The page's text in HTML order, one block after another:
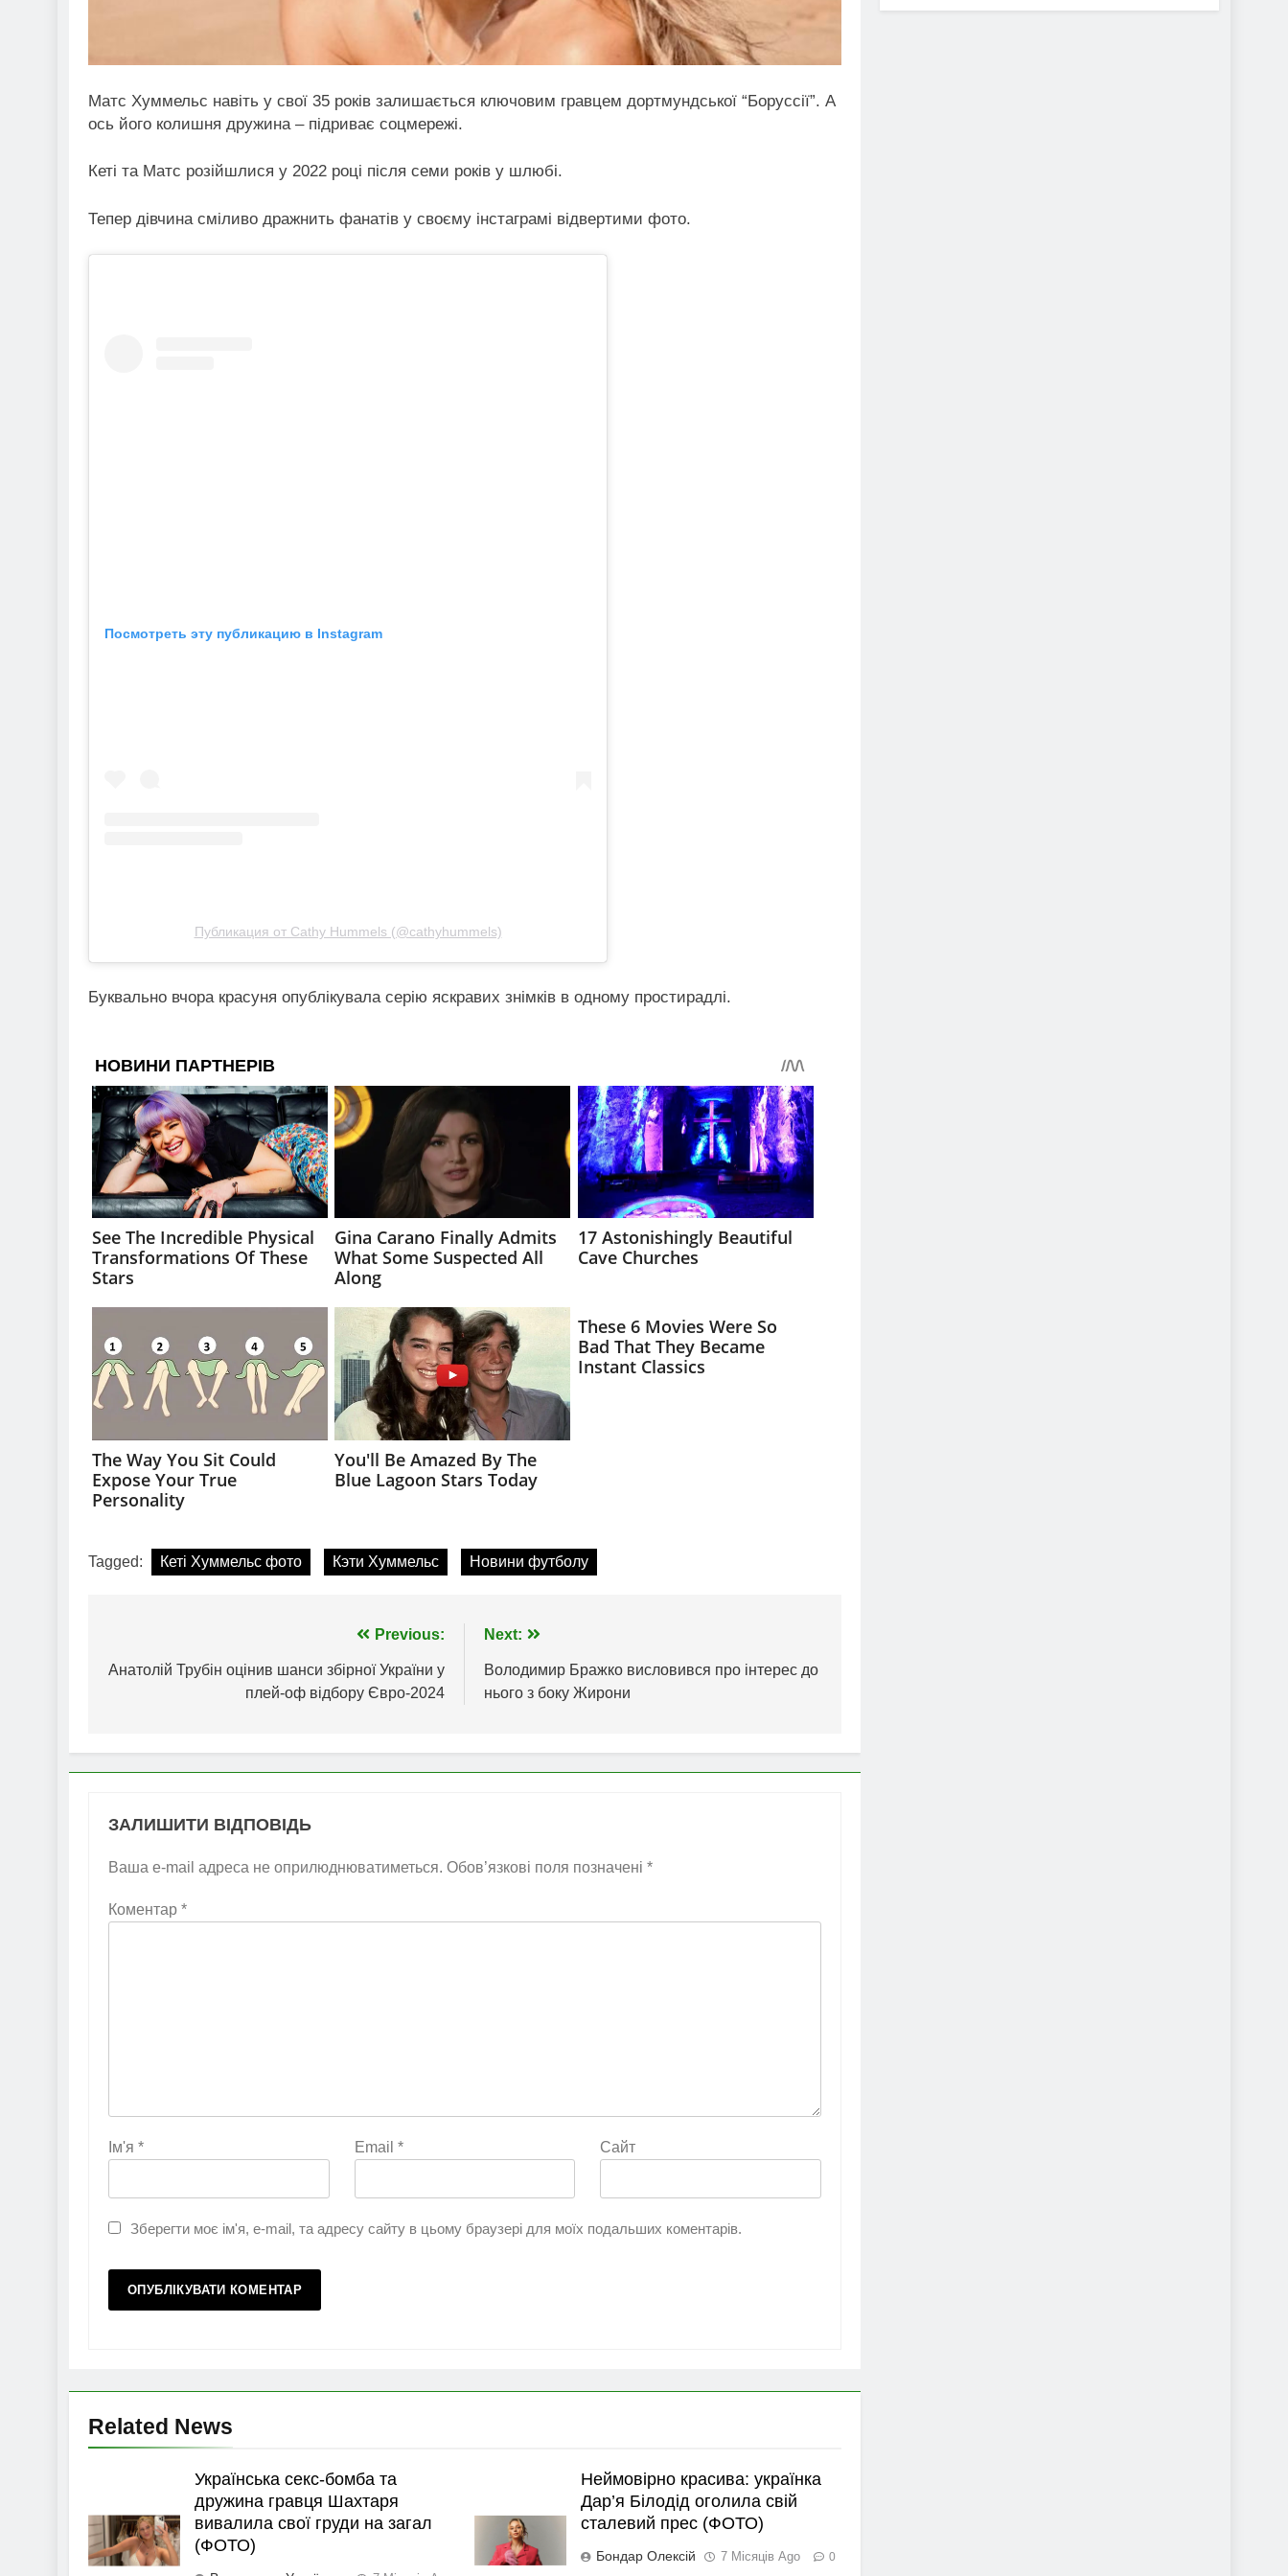
Матс Хуммельс навіть у свої 35 років залишається ключовим гравцем дортмундської “Боруссії”. А
ось його колишня дружина – підриває соцмережі.
Кеті та Матс розійшлися у 2022 році після семи років у шлюбі.
Тепер дівчина сміливо дражнить фанатів у своєму інстаграмі відвертими фото.
Посмотреть эту публикацию в Instagram
Публикация от Cathy Hummels (@cathyhummels)
Буквально вчора красуня опублікувала серію яскравих знімків в одному простирадлі.
Tagged: Кеті Хуммельс фото Кэти Хуммельс Новини футболу
записів
Previous:
Анатолій Трубін оцінив шанси збірної України у
плей-оф відбору Євро-2024
Next:
Володимир Бражко висловився про інтерес до
нього з боку Жирони
ЗАЛИШИТИ ВІДПОВІДЬ
Ваша e-mail адреса не оприлюднюватиметься. Обов’язкові поля позначені *
Коментар *
Ім'я * Email * Сайт
Зберегти моє ім'я, e-mail, та адресу сайту в цьому браузері для моїх подальших коментарів.
Related News
Українська секс-бомба та
дружина гравця Шахтаря
вивалила свої груди на загал
(ФОТО)
Неймовірно красива: українка
Дар’я Білодід оголила свій
сталевий прес (ФОТО)
Бондар Олексій 7 Місяців Ago 0